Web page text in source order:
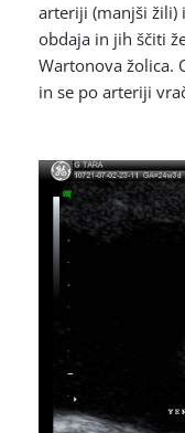
arteriji (manjši žili)
obdaja in jih ščiti
Wartonova žolica.
in se po arteriji